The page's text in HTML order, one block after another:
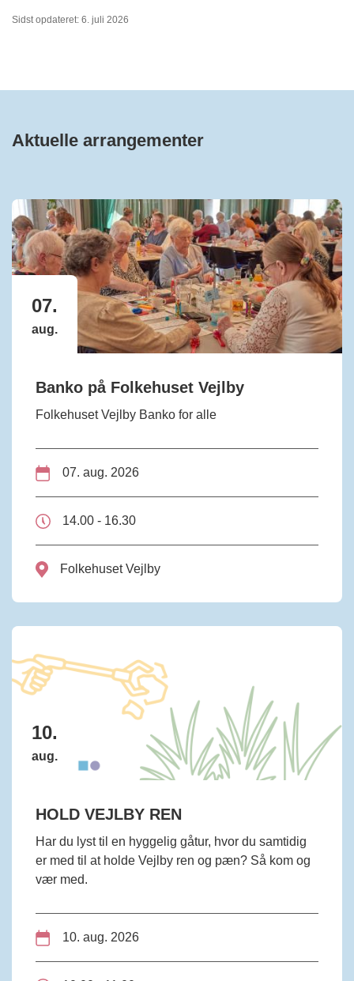
Sidst opdateret: 6. juli 2026
Aktuelle arrangementer
07.
aug.
Banko på Folkehuset Vejlby
Folkehuset Vejlby Banko for alle
07. aug. 2026
14.00 - 16.30
Folkehuset Vejlby
10.
aug.
HOLD VEJLBY REN
Har du lyst til en hyggelig gåtur, hvor du samtidig
er med til at holde Vejlby ren og pæn? Så kom og
vær med.
10. aug. 2026